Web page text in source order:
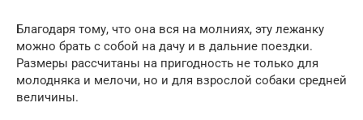
Благодаря тому, что она вся на молниях, эту лежанку
можно брать с собой на дачу и в дальние поездки.
Размеры рассчитаны на пригодность не только для
молодняка и мелочи, но и для взрослой собаки средней
величины.